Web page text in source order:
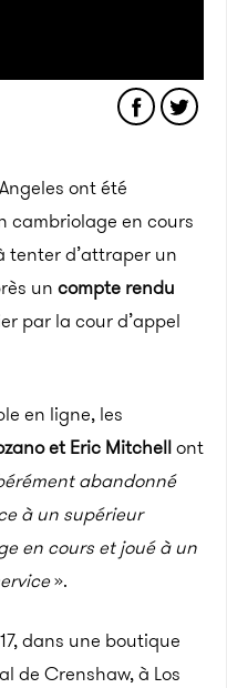
ont été
cambriolage en cours
tenter d’attraper un
un compte rendu
par la cour d’appel
en ligne, les
et Eric Mitchellont
abandonné
à un supérieur
en cours et joué à un
».
dans une boutique
de Crenshaw, à Los